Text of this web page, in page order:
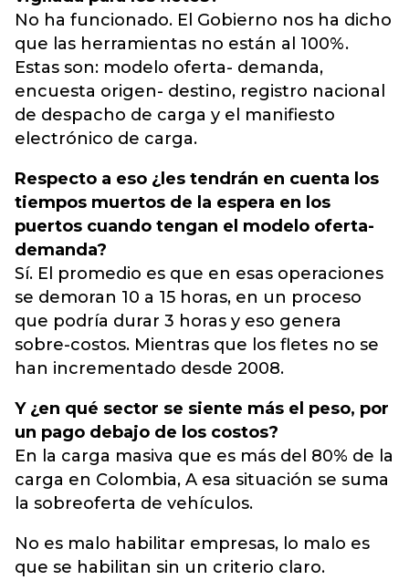
No ha funcionado. El Gobierno nos ha dicho
que las herramientas no están al 100%.
Estas son: modelo oferta- demanda,
encuesta origen- destino, registro nacional
de despacho de carga y el manifiesto
electrónico de carga.
Respecto a eso ¿les tendrán en cuenta los
tiempos muertos de la espera en los
puertos cuando tengan el modelo oferta-
demanda?
Sí. El promedio es que en esas operaciones
se demoran 10 a 15 horas, en un proceso
que podría durar 3 horas y eso genera
sobre-costos. Mientras que los fletes no se
han incrementado desde 2008.
Y ¿en qué sector se siente más el peso, por
un pago debajo de los costos?
En la carga masiva que es más del 80% de la
carga en Colombia, A esa situación se suma
la sobreoferta de vehículos.
No es malo habilitar empresas, lo malo es
que se habilitan sin un criterio claro.